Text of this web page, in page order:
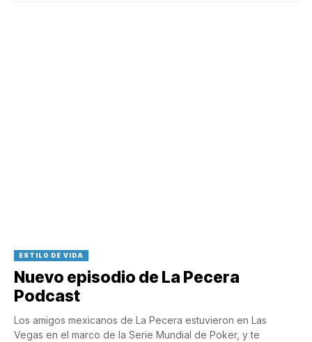
ESTILO DE VIDA
Nuevo episodio de La Pecera
Podcast
Los amigos mexicanos de La Pecera estuvieron en Las
Vegas en el marco de la Serie Mundial de Poker, y te